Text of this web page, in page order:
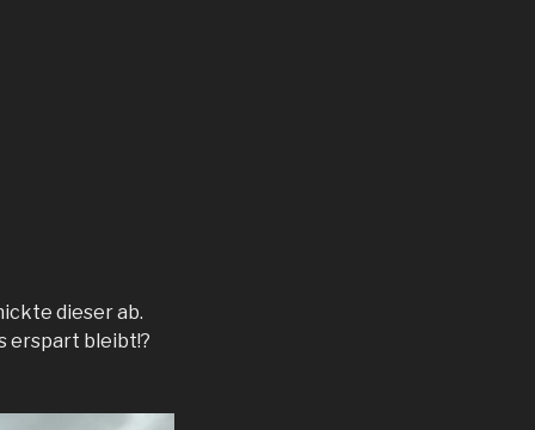
dieser ab.
erspart bleibt!?